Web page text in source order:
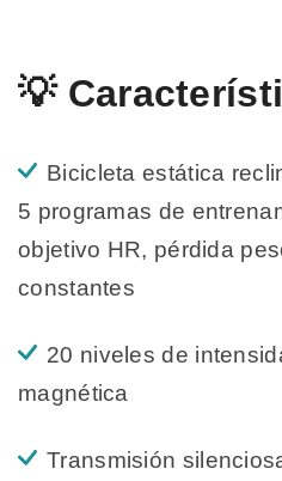
💡
Bicicleta estática
5 programas de
objetivo HR, pérdida
constantes
20 niveles de
magnética
Transmisión